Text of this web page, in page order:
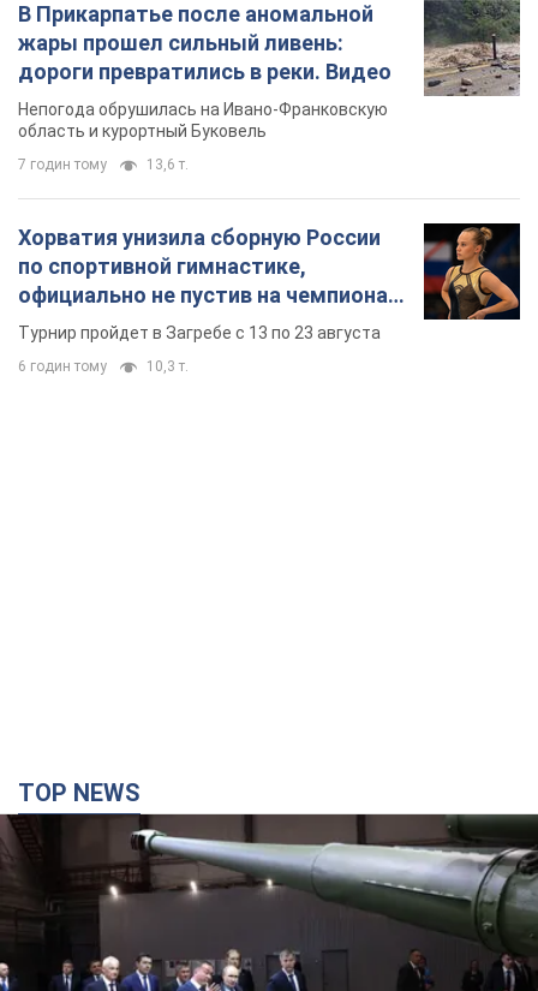
В Прикарпатье после аномальной
жары прошел сильный ливень:
дороги превратились в реки. Видео
Непогода обрушилась на Ивано-Франковскую
область и курортный Буковель
7 годин тому 13,6 т.
Хорватия унизила сборную России
по спортивной гимнастике,
официально не пустив на чемпионат
Европы основных спортсменов
Турнир пройдет в Загребе с 13 по 23 августа
6 годин тому 10,3 т.
TOP NEWS